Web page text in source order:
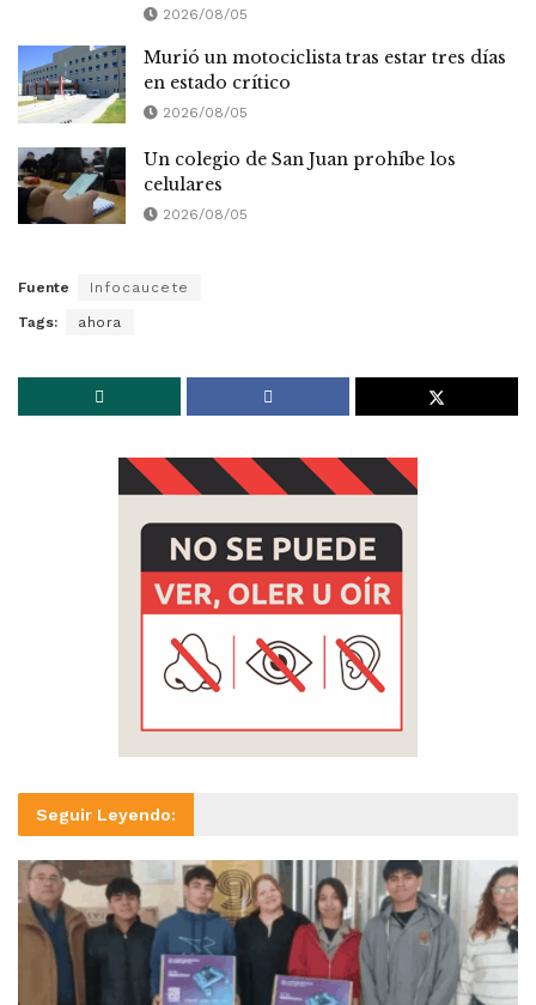
2026/08/05
Murió un motociclista tras estar tres días
en estado crítico
2026/08/05
Un colegio de San Juan prohíbe los
celulares
2026/08/05
Fuente Infocaucete
Tags: ahora
Seguir Leyendo: